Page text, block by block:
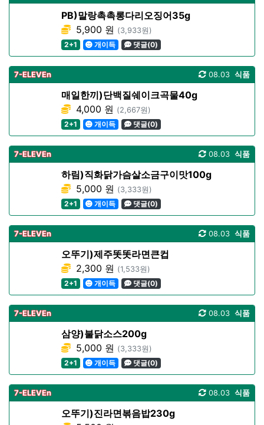
PB)말랑촉촉롱다리오징어35g
5,900 원 (3,933원)
2+1
개이득 댓글(0)
7-ELEVEn 식품
08.03
매일한끼)단백질쉐이크곡물40g
4,000 원 (2,667원)
2+1
개이득 댓글(0)
7-ELEVEn 식품
08.03
하림)직화닭가슴살소금구이맛100g
5,000 원 (3,333원)
2+1
개이득 댓글(0)
7-ELEVEn 식품
08.03
오뚜기)제주똣똣라면큰컵
2,300 원 (1,533원)
2+1
개이득 댓글(0)
7-ELEVEn 식품
08.03
삼양)불닭소스200g
5,000 원 (3,333원)
2+1
개이득 댓글(0)
7-ELEVEn 식품
08.03
오뚜기)진라면볶음밥230g